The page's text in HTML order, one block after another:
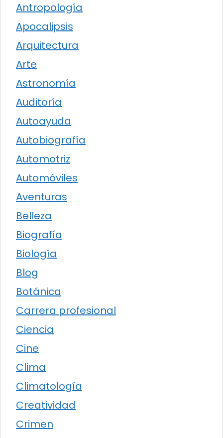
Antropología
Apocalipsis
Arquitectura
Arte
Astronomía
Auditoría
Autoayuda
Autobiografía
Automotriz
Automóviles
Aventuras
Belleza
Biografía
Biología
Blog
Botánica
Carrera profesional
Ciencia
Cine
Clima
Climatología
Creatividad
Crimen